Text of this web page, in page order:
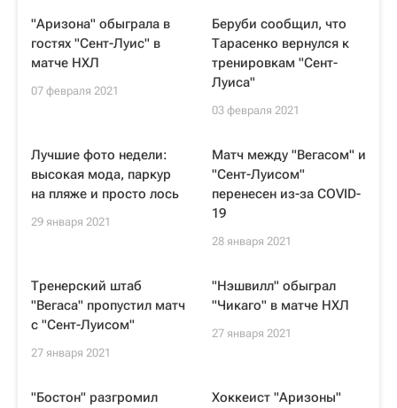
"Аризона" обыграла в
гостях "Сент-Луис" в
матче НХЛ
07 февраля 2021
Беруби сообщил, что
Тарасенко вернулся к
тренировкам "Сент-
Луиса"
03 февраля 2021
Лучшие фото недели:
высокая мода, паркур
на пляже и просто лось
29 января 2021
Матч между "Вегасом" и
"Сент-Луисом"
перенесен из-за COVID-
19
28 января 2021
Тренерский штаб
"Вегаса" пропустил матч
с "Сент-Луисом"
27 января 2021
"Нэшвилл" обыграл
"Чикаго" в матче НХЛ
27 января 2021
"Бостон" разгромил
Хоккеист "Аризоны"